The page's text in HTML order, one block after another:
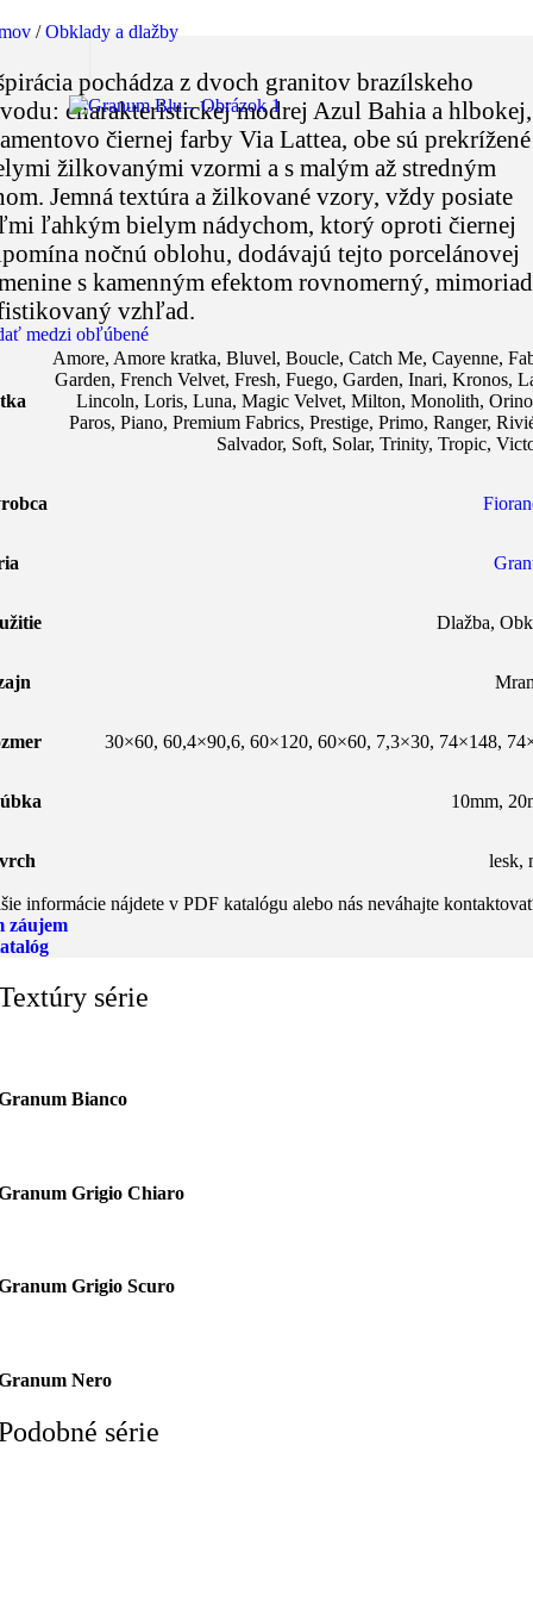
/ Obklady a dlažby
pochádza z dvoch granitov brazílskeho
charakteristickej modrej Azul Bahia a hlbokej,
čiernej farby Via Lattea, obe sú prekrížené
žilkovanými vzormi a s malým až stredným
Jemná textúra a žilkované vzory, vždy posiate
ľahkým bielym nádychom, ktorý oproti čiernej
nočnú oblohu, dodávajú tejto porcelánovej
s kamenným efektom rovnomerný,
vzhľad.
medzi obľúbené
Amore, Amore kratka, Bluvel, Boucle, Catch Me, Cayenne,
Garden, French Velvet, Fresh, Fuego, Garden, Inari, Kronos,
Lincoln, Loris, Luna, Magic Velvet, Milton, Monolith,
Paros, Piano, Premium Fabrics, Prestige, Primo, Ranger,
Salvador, Soft, Solar, Trinity, Tropic,
Dlažba,
30×60, 60,4×90,6, 60×120, 60×60, 7,3×30, 74×148,
10mm,
lesk,
informácie nájdete v PDF katalógu alebo nás neváhajte
záujem
série
Bianco
Grigio Chiaro
Grigio Scuro
Nero
série